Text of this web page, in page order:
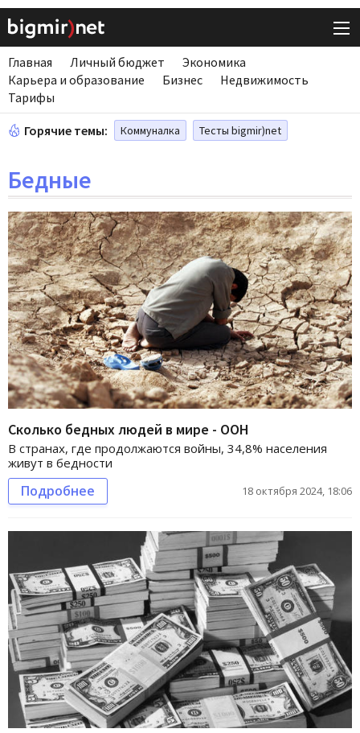
Главная Личный бюджет
Экономика
Карьера и образование
Бизнес
Недвижимость
Тарифы
Горячие темы: Коммуналка Тесты bigmir)net
Бедные
Сколько бедных людей в мире - ООН
В странах, где продолжаются войны, 34,8% населения
живут в бедности
Подробнее 18 октября 2024, 18:06